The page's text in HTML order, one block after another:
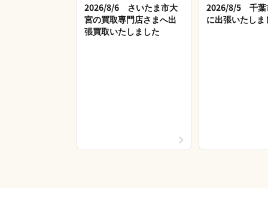
2026/8/6 さいたま市大
宮の買取専門店さまへ出
張買取いたしました
2026/8/5 千葉
に出張いたしま